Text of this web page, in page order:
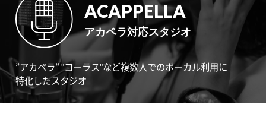
ACAPPELLA
アカペラ対応スタジオ
”アカペラ” "コーラス"など複数人でのボーカル利用に
特化したスタジオ